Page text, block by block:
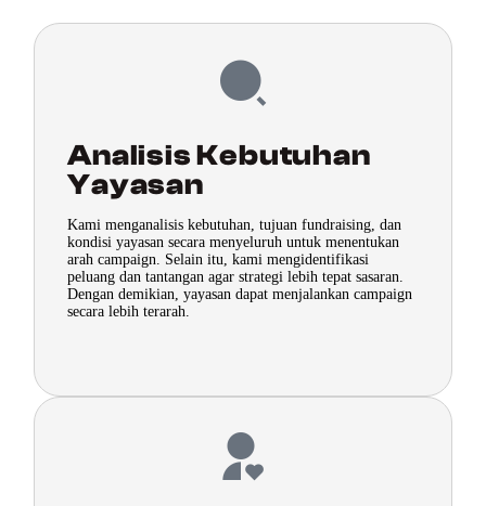
Analisis Kebutuhan
Yayasan
Kami menganalisis kebutuhan, tujuan fundraising, dan
kondisi yayasan secara menyeluruh untuk menentukan
arah campaign. Selain itu, kami mengidentifikasi
peluang dan tantangan agar strategi lebih tepat sasaran.
Dengan demikian, yayasan dapat menjalankan campaign
secara lebih terarah.